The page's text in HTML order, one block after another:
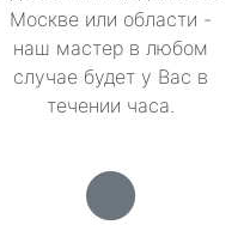
Москве или области -
наш мастер в любом
случае будет у Вас в
течении часа.